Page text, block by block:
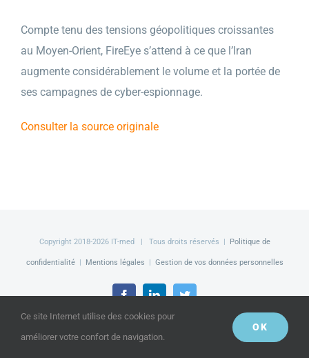
Compte tenu des tensions géopolitiques croissantes
au Moyen-Orient, FireEye s’attend à ce que l’Iran
augmente considérablement le volume et la portée de
ses campagnes de cyber-espionnage.
Consulter la source originale
Copyright 2018-2026 IT-med | Tous droits réservés | Politique de
confidentialité| Mentions légales | Gestion de vos données personnelles
FacebookLinkedInTwitter
Ce site Internet utilise des cookies pour
améliorer votre confort de navigation.
OK